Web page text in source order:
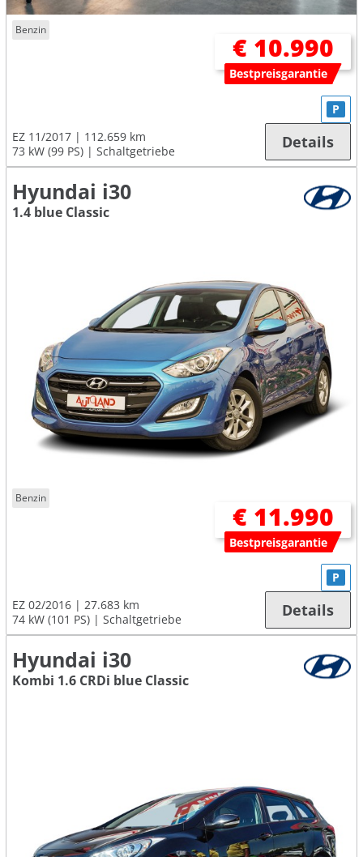
Benzin
€ 10.990
Bestpreisgarantie
EZ 11/2017
112.659 km
73 kW (99 PS)
Schaltgetriebe
P
Details
Hyundai i30
1.4 blue Classic
Benzin
€ 11.990
Bestpreisgarantie
EZ 02/2016
27.683 km
74 kW (101 PS)
Schaltgetriebe
P
Details
Hyundai i30
Kombi 1.6 CRDi blue Classic